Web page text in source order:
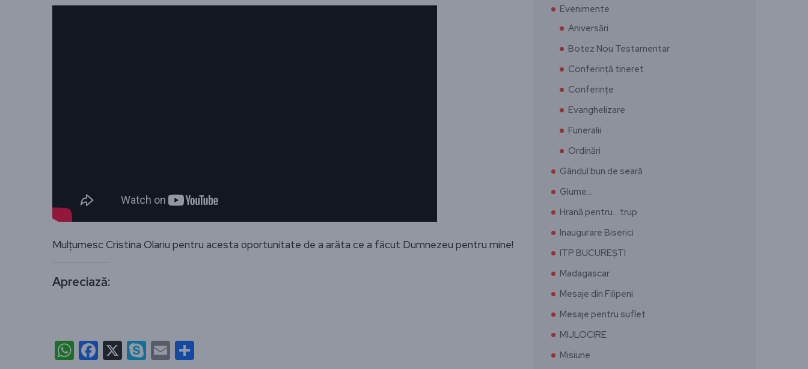
Mulțumesc Cristina Olariu pentru acesta oportunitate de a arăta ce a făcut Dumnezeu pentru mine!
Apreciază:
WhatsApp
Facebook
X Skype
Email
Evenimente
Aniversări
Botez Nou Testamentar
Conferință tineret
Conferințe
Evanghelizare
Funeralii
Ordinări
Gândul bun de seară
Glume…
Hrană pentru… trup
Inaugurare Biserici
ITP BUCUREȘTI
Madagascar
Mesaje din Filipeni
Mesaje pentru suflet
MIJLOCIRE
Misiune